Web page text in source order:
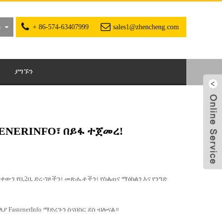
+ 86-574-63407999 sales1@zhencheng.com
ያግኙን
በይፋ ተጀመረ!
የቢ2ቢ ድረ-ገጾችን፣ መጽሔቶችን፣ የስልጠና ማዕከልን እና የንግድ
ማድረጉን ስናበስር ደስ ብሎናል።